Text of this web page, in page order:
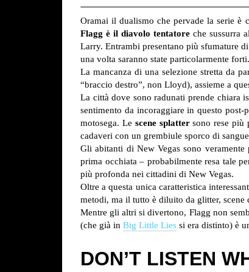
Oramai il dualismo che pervade la serie
Flagg è il diavolo tentatore che sussurra
Larry. Entrambi presentano più sfumature
una volta saranno state particolarmente forti.
La mancanza di una selezione stretta da
“braccio destro”, non Lloyd), assieme a
La città dove sono radunati prende chiara
sentimento da incoraggiare in questo post-
motosega. Le scene splattersono rese più
cadaveri con un grembiule sporco di
Gli abitanti di New Vegas sono
prima occhiata – probabilmente resa tale
più profonda nei cittadini di New Vegas.
Oltre a questa unica caratteristica
metodi, ma il tutto è diluito da glitter, scene
Mentre gli altri si divertono, Flagg non
(che già in Big Little Lies si era distinto) è
DON’T LISTEN